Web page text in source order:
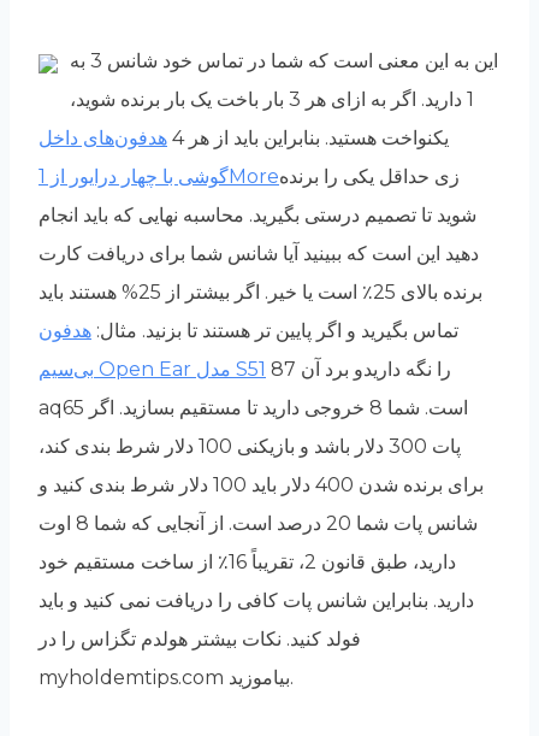
این به این معنی است که شما در تماس خود شانس 3 به
1 دارید. اگر به ازای هر 3 بار باخت یک بار برنده شوید،
یکنواخت هستید. بنابراین باید از هر 4
هدفون‌های داخل
گوشی با چهار درایور از 1Moreزی حداقل یکی را برنده
شوید تا تصمیم درستی بگیرید. محاسبه نهایی که باید انجام
دهید این است که ببینید آیا شانس شما برای دریافت کارت
برنده بالای 25٪ است یا خیر. اگر بیشتر از 25% هستند باید
تماس بگیرید و اگر پایین تر هستند تا بزنید. مثال: هدفون
بی‌سیم Open Ear مدل S51 87 را نگه داریدو برد آن
aq65 است. شما 8 خروجی دارید تا مستقیم بسازید. اگر
پات 300 دلار باشد و بازیکنی 100 دلار شرط بندی کند،
برای برنده شدن 400 دلار باید 100 دلار شرط بندی کنید و
شانس پات شما 20 درصد است. از آنجایی که شما 8 اوت
دارید، طبق قانون 2، تقریباً 16٪ از ساخت مستقیم خود
دارید. بنابراین شانس پات کافی را دریافت نمی کنید و باید
فولد کنید. نکات بیشتر هولدم تگزاس را در
myholdemtips.com بیاموزید.